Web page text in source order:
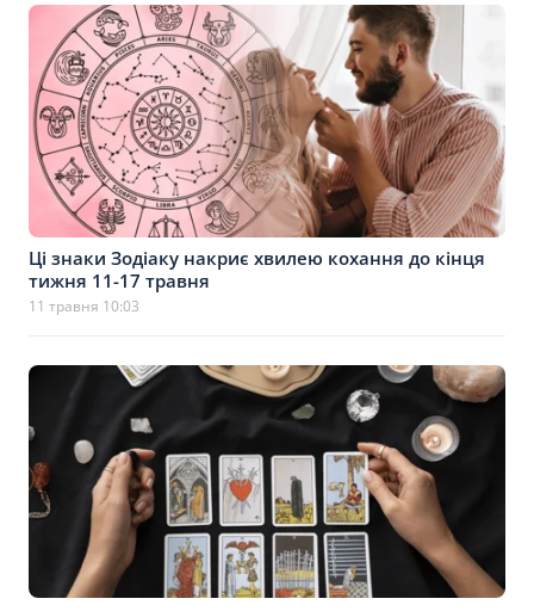
Ці знаки Зодіаку накриє хвилею кохання до кінця
тижня 11-17 травня
11 травня 10:03